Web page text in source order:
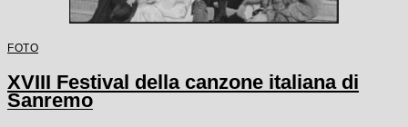
FOTO
XVIII Festival della canzone italiana di
Sanremo